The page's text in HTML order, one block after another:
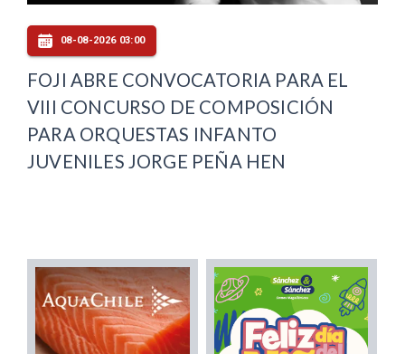
08-08-2026 03:00
FOJI ABRE CONVOCATORIA PARA EL
VIII CONCURSO DE COMPOSICIÓN
PARA ORQUESTAS INFANTO
JUVENILES JORGE PEÑA HEN